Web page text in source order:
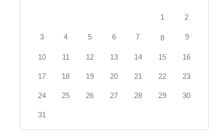
1 2
3 4 5 6 7 8 9
10 11 12 13 14 15 16
17 18 19 20 21 22 23
24 25 26 27 28 29 30
31